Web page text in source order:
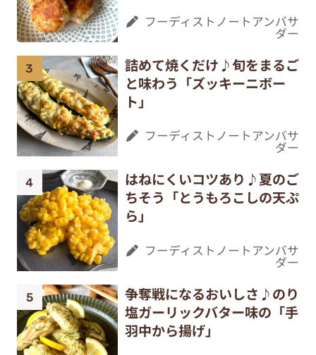
フーディストノートアンバサ
ダー
詰めて焼くだけ♪旬をまるご
と味わう「ズッキーニボー
ト」
フーディストノートアンバサ
ダー
はねにくいコツあり♪夏のご
ちそう「とうもろこしの天ぷ
ら」
フーディストノートアンバサ
ダー
争奪戦になるおいしさ♪のり
塩ガーリックバター味の「手
羽中から揚げ」